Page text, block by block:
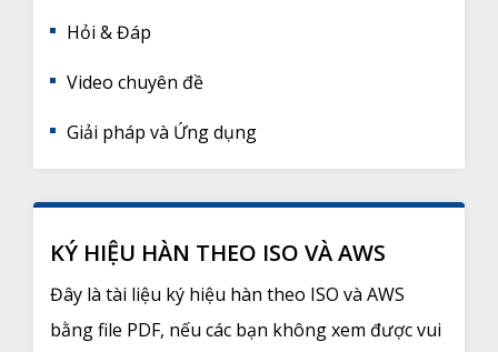
Hỏi & Đáp
Video chuyên đề
Giải pháp và Ứng dụng
KÝ HIỆU HÀN THEO ISO VÀ AWS
Đây là tài liệu ký hiệu hàn theo ISO và AWS
bằng file PDF, nếu các bạn không xem được vui